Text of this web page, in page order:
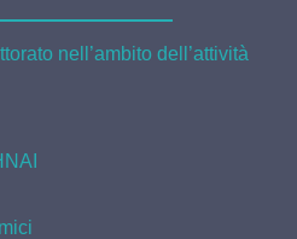
nell’ambito dell’attività